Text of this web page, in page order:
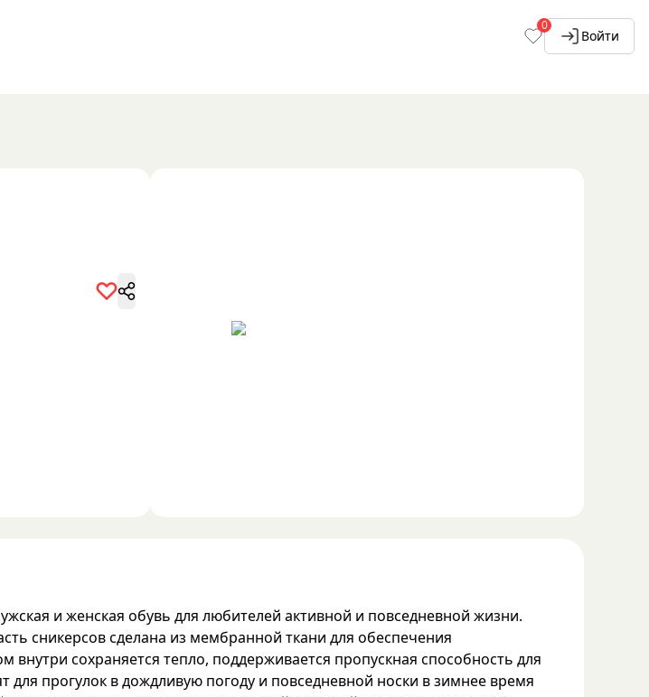
0
Войти
и женская обувь для любителей активной и повседневной жизни.
сникерсов сделана из мембранной ткани для обеспечения
сохраняется тепло, поддерживается пропускная способность для
прогулок в дождливую погоду и повседневной носки в зимнее время